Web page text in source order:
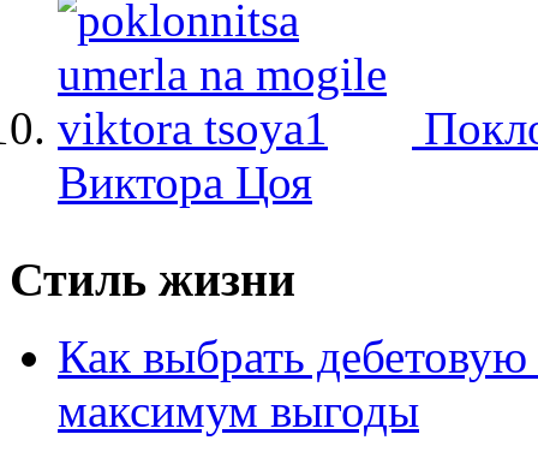
Виктора Цоя
Стиль жизни
Как выбрать дебетовую
максимум выгоды